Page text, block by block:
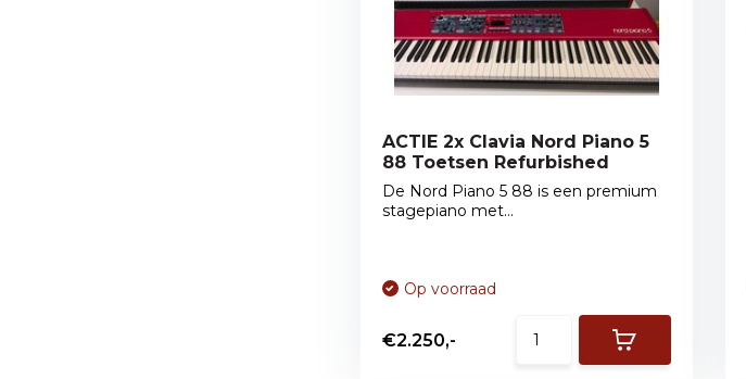
ACTIE 2x Clavia Nord Piano 5
88 Toetsen Refurbished
De Nord Piano 5 88 is een premium
stagepiano met...
Op voorraad
€2.250,-